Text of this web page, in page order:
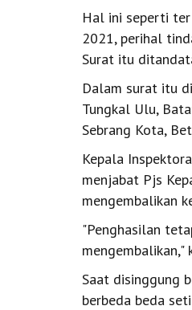
Hal ini seperti
2021, perihal
Surat itu
Dalam surat itu
Tungkal Ulu,
Sebrang Kota,
Kepala
menjabat Pjs
mengembalikan
"Penghasilan
mengembalikan,"
Saat disinggung
berbeda beda